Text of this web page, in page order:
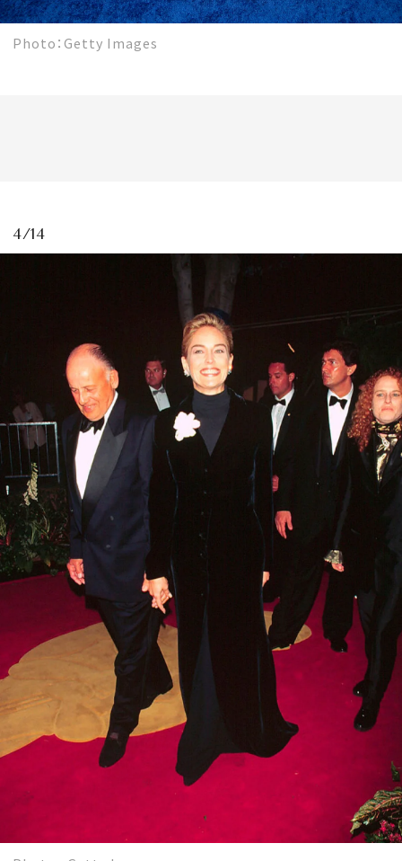
Photo：Getty Images
4/14